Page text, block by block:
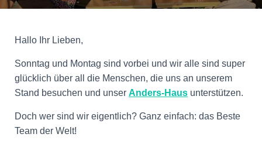
L
Hallo Ihr Lieben,
Sonntag und Montag sind vorbei und wir alle sind super
glücklich über all die Menschen, die uns an unserem
Stand besuchen und unser Anders-Haus unterstützen.
Doch wer sind wir eigentlich? Ganz einfach: das Beste
Team der Welt!